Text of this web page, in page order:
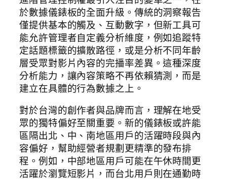
於數據儀錶板的全面升級。傳統的洞察報告
僅提供基本的觸及、互動數字，但新工具可
能允許管理者自定義分析維度，例如追蹤特
定話題標籤的擴散路徑，或是分析不同年齡
層受眾對影片內容的完播率差異。這種深度
分析能力，讓內容策略不再依賴猜測，而是
建立在具體的行為數據之上。
對於台灣的創作者與品牌而言，理解在地受
眾的獨特偏好至關重要。新的儀錶板或許能
區隔出北、中、南地區用戶的活躍時段與內
容偏好，幫助經營者規劃更精準的發布排
程。例如，中部地區用戶可能在午休時間更
活躍於瀏覽短影片，而台北用戶則在通勤時